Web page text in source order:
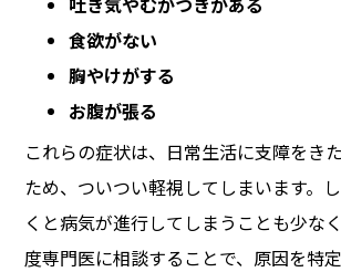
食欲がない
胸やけがする
お腹が張る
これらの症状は、日常生活に支障をき
ため、ついつい軽視してしまいます。
くと病気が進行してしまうことも少な
度専門医に相談することで、原因を特